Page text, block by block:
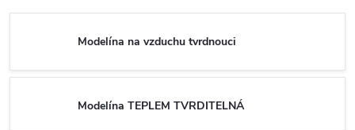
Modelína na vzduchu tvrdnouci
Modelína TEPLEM TVRDITELNÁ